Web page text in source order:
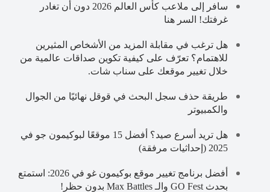
سافر إلى ملاعب كأس العالم 2026 دون أن تغادر
غرفتك! السر هنا
هل ترغب في مقابلة المزيد من الأشخاص المثيرين
للاهتمام؟ تعرّف على كيفية تكوين صداقات عالمية من
خلال تغيير موقعك على سناب شات.
طريقة حذف سجل البحث في قوقل نهائيًا من الجوال
والكمبيوتر
هل تريد أسرع صيد؟ أفضل 15 موقعًا لبوكيمون جو في
2025 (إحداثيات مرفقة)
أفضل برنامج تغيير موقع بوكيمون غو في 2026: استمتع
بحدث GO Fest والـ Max Battles بدون حظر!